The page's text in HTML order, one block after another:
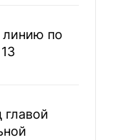
линию по
главой